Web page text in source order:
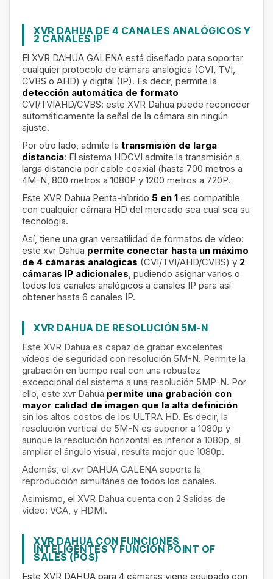
XVR DAHUA DE 4 CANALES ANALÓGICOS Y
2 CANALES IP
El XVR DAHUA GALENA está diseñado para soportar
cualquier protocolo de cámara analógica (CVI, TVI,
CVBS o AHD) y digital (IP). Es decir, permite la
detección automática de formato
CVI/TVIAHD/CVBS: este XVR Dahua puede reconocer
automáticamente la señal de la cámara sin ningún
ajuste.
Por otro lado, admite la transmisión de larga
distancia: El sistema HDCVI admite la transmisión a
larga distancia por cable coaxial (hasta 700 metros a
4M-N, 800 metros a 1080P y 1200 metros a 720P.
Este XVR Dahua Penta-híbrido 5 en 1 es compatible
con cualquier cámara HD del mercado sea cual sea su
tecnología.
Así, tiene una gran versatilidad de formatos de vídeo:
este xvr Dahua permite conectar hasta un máximo
de 4 cámaras analógicas (CVI/TVI/AHD/CVBS) y 2
cámaras IP adicionales, pudiendo asignar varios o
todos los canales analógicos a canales IP para así
obtener hasta 6 canales IP.
XVR DAHUA DE RESOLUCIÓN 5M-N
Este XVR Dahua es capaz de grabar excelentes
vídeos de seguridad con resolución 5M-N. Permite la
grabación en tiempo real con una robustez
excepcional del sistema a una resolución 5MP-N. Por
ello, este xvr Dahua permite una grabación con
mayor calidad de imagen que la alta definición
sin los altos costos de los ULTRA HD. Es decir, la
resolución vertical de 5M-N es superior a 1080p y
aunque la resolución horizontal es inferior a 1080p, al
ampliar el ángulo visual, resulta mejor que 1080p.
Además, el xvr DAHUA GALENA soporta la
reproducción simultánea de todos los canales.
Asimismo, el XVR Dahua cuenta con 2 Salidas de
vídeo: VGA, y HDMI.
XVR DAHUA CON FUNCIONES
INTELIGENTES Y FUNCIÓN POINT OF
SALES (POS)
Este XVR DAHUA para 4 cámaras viene equipado con